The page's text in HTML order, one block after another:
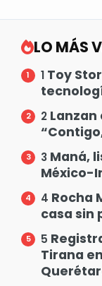
LO MÁS
1 Toy
2
3 Maná,
México-
4 Rocha
casa sin
5
Tirana